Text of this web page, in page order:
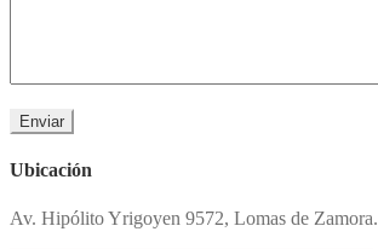
Ubicación
Av. Hipólito Yrigoyen 9572, Lomas de Zamora.